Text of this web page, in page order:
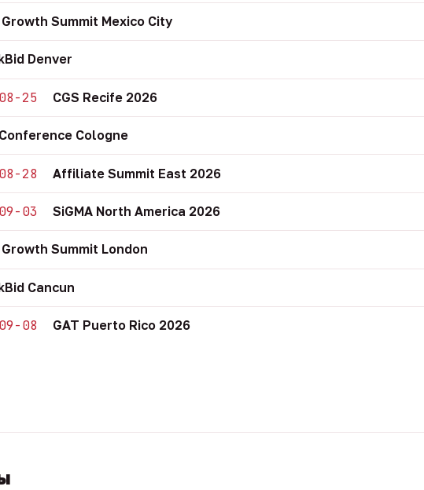
Summit Mexico City
Denver
25 CGS Recife 2026
Cologne
28 Affiliate Summit East 2026
03 SiGMA North America 2026
Summit London
Cancun
08 GAT Puerto Rico 2026